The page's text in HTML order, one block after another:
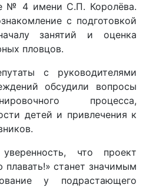
№ 4 имени С.П. Королёва.
с подготовкой
занятий и оценка
пловцов.
с руководителями
обсудили вопросы
процесса,
детей и привлечения к
что проект
станет значимым
у подрастающего